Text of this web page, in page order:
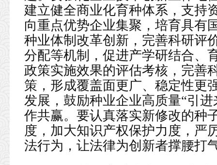
建立健全商业化育种体系，支持
向重点优势企业集聚，培育具有
种业体制改革创新，完善科研评
分配等机制，促进产学研结合、
政策实施效果的评估考核，完善
策，形成覆盖面更广、稳定性更
发展，鼓励种业企业高质量“引
作共赢。要认真落实新修改的种
度，加大知识产权保护力度，严
法行为，让法律为创新者撑腰打